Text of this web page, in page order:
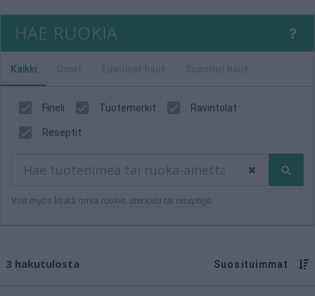
HAE RUOKIA
Kaikki
Fineli Tuotemerkit Ravintolat
Reseptit
Voit myös lisätä omia ruokia, aterioitatai reseptejä.
3 hakutulosta Suosituimmat